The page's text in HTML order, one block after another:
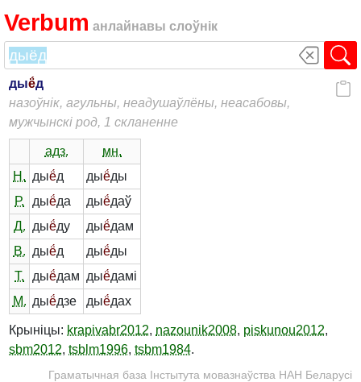
Verbum анлайнавы слоўнік
дыё́д
назоўнік, агульны, неадушаўлёны, неасабовы,
мужчынскі род, 1 скланенне
адз.
мн.
Н. дыё́д дыё́ды
Р.
дыё́да дыё́даў
Д. дыё́ду дыё́дам
В. дыё́д дыё́ды
Т.
дыё́дам дыё́дамі
М. дыё́дзе дыё́дах
Крыніцы: krapivabr2012, nazounik2008, piskunou2012,
sbm2012, tsblm1996, tsbm1984.
Граматычная база Інстытута мовазнаўства НАН Беларусі